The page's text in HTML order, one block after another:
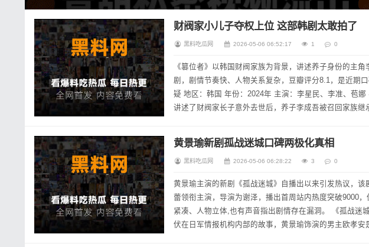
财阀家小儿子夺权上位 这部韩剧太敢拍了
黑料吃瓜网 2026-05-06 06:52:17 1 0
《篡位者》以韩国财阀家族为背景，讲述养子身份的主
剧，剧情节奏快、人物关系复杂，豆瓣评分8.1，是近期口碑不错的韩剧之一。
疑 地区：韩国 年份：2024年 主演：李星民、李准、苞娜 导演：李正
讲述了财阀家长子意外去世后，养子李成吾被召回家族
黄景瑜新剧孤战迷城口碑两极化真相
黑料吃瓜网 2026-05-06 06:28:22 3 0
黄景瑜主演的新剧《孤战迷城》自播出以来引发热议，
蕾领衔主演，导演为谢泽，播出首周站内热度突破9000
紧凑、人物立体,也有声音指出剧情存在漏洞。 《孤战迷
伏在日军情报机构内部的故事，黄景瑜饰演的男主欧孝